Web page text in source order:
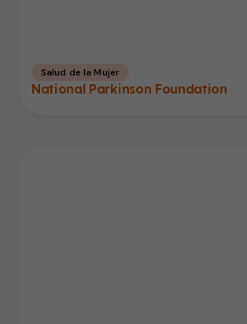
Salud de la Mujer
National Parkinson Foundation